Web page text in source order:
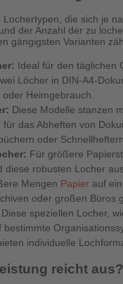
die sich je
der Anzahl der zu
gängigsten Varianten
Ideal für den täglichen
Löcher in DIN-A4-
Heimgebrauch.
Diese Modelle stanzen
für das Abheften von
oder Schnellheftern.
Für größere
diese robusten Locher
Mengen Papier auf
oder großen Büros
Diese speziellen Locher,
bestimmte
individuelle
reicht aus?